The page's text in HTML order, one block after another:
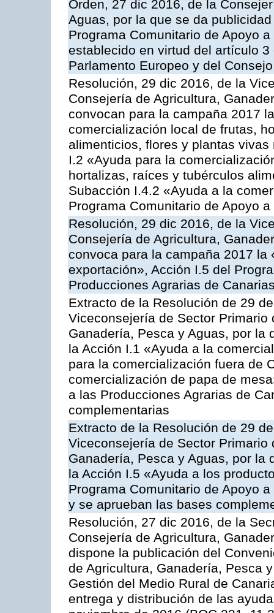
Orden, 27 dic 2016, de la
Aguas, por la que se da
Programa Comunitario de Apoyo
establecido en virtud del artículo
Parlamento Europeo y del Consejo
Resolución, 29 dic 2016, de la
Consejería de Agricultura,
convocan para la campaña 2017
comercialización local de frutas,
alimenticios, flores y plantas
I.2 «Ayuda para la
hortalizas, raíces y tubérculos
Subacción I.4.2 «Ayuda a la
Programa Comunitario de Apoyo
Resolución, 29 dic 2016, de la
Consejería de Agricultura,
convoca para la campaña 2017
exportación», Acción I.5 del
Producciones Agrarias de
Extracto de la Resolución de 29
Viceconsejería de Sector
Ganadería, Pesca y Aguas, por la
la Acción I.1 «Ayuda a la
para la comercialización fuera de
comercialización de papa de
a las Producciones Agrarias de
complementarias
Extracto de la Resolución de 29
Viceconsejería de Sector
Ganadería, Pesca y Aguas, por la
la Acción I.5 «Ayuda a los
Programa Comunitario de Apoyo
y se aprueban las bases
Resolución, 27 dic 2016, de la
Consejería de Agricultura,
dispone la publicación del
de Agricultura, Ganadería, Pesca
Gestión del Medio Rural de
entrega y distribución de las